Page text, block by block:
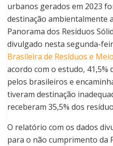
urbanos gerados em 2023
destinação ambientalmente
Panorama dos Resíduos
divulgado nesta segunda-
Brasileira de Resíduos e
acordo com o estudo, 41,5%
pelos brasileiros e
tiveram destinação
receberam 35,5% dos
O relatório com os dados
para o não cumprimento da